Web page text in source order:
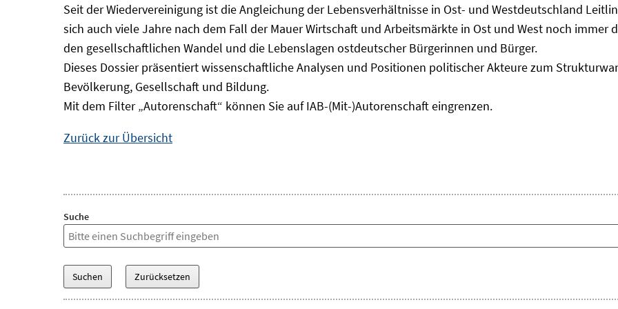
Seit der Wiedervereinigung ist die Angleichung der Lebensverhältnisse in Ost- und Westdeutschland
sich auch viele Jahre nach dem Fall der Mauer Wirtschaft und Arbeitsmärkte in Ost und West noch
den gesellschaftlichen Wandel und die Lebenslagen ostdeutscher Bürgerinnen und Bürger.
Dieses Dossier präsentiert wissenschaftliche Analysen und Positionen politischer Akteure zum
Bevölkerung, Gesellschaft und Bildung.
Mit dem Filter „Autorenschaft“ können Sie auf IAB-(Mit-)Autorenschaft eingrenzen.
Zurück zur Übersicht
Suche